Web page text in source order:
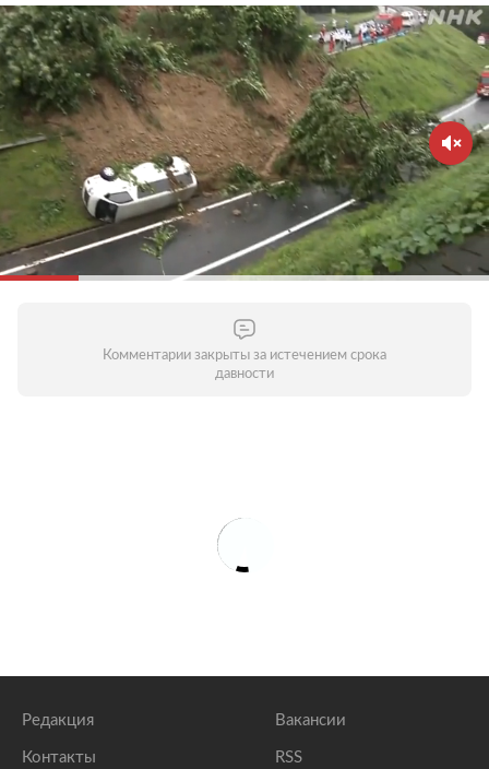
Комментарии закрыты за истечением срока
давности
Редакция
Контакты
Вакансии
RSS